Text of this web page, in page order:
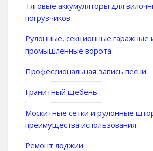
Тяговые аккумуляторы для
погрузчиков
Рулонные, секционные гаражные
промышленные ворота
Профессиональная запись песни
Гранитный щебень
Москитные сетки и рулонные
преимущества использования
Ремонт лоджии